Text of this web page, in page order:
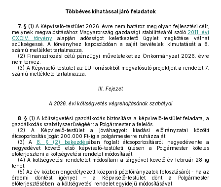
Többéves kihatással járó feladatok
7. § (1) A Képviselő-testület 2026. évre nem határoz meg olyan fejlesztési célt,
melynek megvalósításához Magyarország gazdasági stabilitásáról szóló 2011. évi
CXCIV. törvény alapján adósságot keletkeztető ügylet megkötése válhat
szükségessé. A törvényhez kapcsolódóan a saját bevételek kimutatását a 8.
számú melléklet tartalmazza.
(2) Finanszírozási célú pénzügyi műveleteket az Önkormányzat 2026. évre
nem tervez.
(3) A Képviselő-testület az EU forrásokból megvalósuló projektjeit a rendelet 7.
számú melléklete tartalmazza.
III. Fejezet
A 2026. évi költségvetés végrehajtásának szabályai
8. § (1) A költségvetési gazdálkodás biztosítása a képviselő-testület feladata, a
gazdálkodás szabályszerűségéért a Polgármester a felelős.
(2) A Képviselő-testület a jóváhagyott kiadási előirányzatai közötti
átcsoportosítás jogát 200.000 Ft-ig a polgármesterre ruházza át.
(3) A 8. § (2) bekezdésében foglalt átcsoportosításról negyedévente a
negyedévet követő első képviselő-testületi ülésen a Polgármester köteles
előterjeszteni a költségvetési rendelet módosítását.
(4) A költségvetési rendeletet módosítani a tárgyévet követő év február 28-ig
lehet.
(5) Az év közben engedélyezett központi pótelőirányzatok felosztásáról - ha az
érdemi döntést igényel – a Képviselő-testület dönt a Polgármester
előterjesztésében, a költségvetési rendelet egyidejű módosításával.